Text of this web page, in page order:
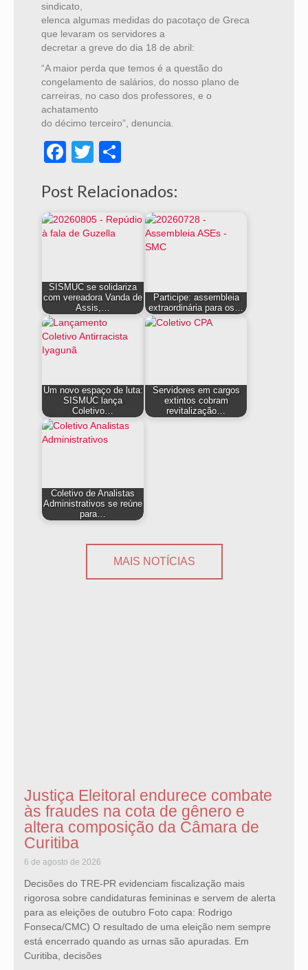
sindicato,
elenca algumas medidas do pacotaço de Greca
que levaram os servidores a
decretar a greve do dia 18 de abril:
“A maior perda que temos é a questão do
congelamento de salários, do nosso plano de
carreiras, no caso dos professores, e o
achatamento
do décimo terceiro”, denuncia.
Facebook
Twitter
Post Relacionados:
SISMUC se solidariza
com vereadora Vanda de
Assis,…
Participe: assembleia
extraordinária para os…
Um novo espaço de luta:
SISMUC lança
Coletivo…
Servidores em cargos
extintos cobram
revitalização…
Coletivo de Analistas
Administrativos se reúne
para…
MAIS NOTÍCIAS
Justiça Eleitoral endurece combate
às fraudes na cota de gênero e
altera composição da Câmara de
Curitiba
6 de agosto de 2026
Decisões do TRE-PR evidenciam fiscalização mais
rigorosa sobre candidaturas femininas e servem de alerta
para as eleições de outubro Foto capa: Rodrigo
Fonseca/CMC) O resultado de uma eleição nem sempre
está encerrado quando as urnas são apuradas. Em
Curitiba, decisões